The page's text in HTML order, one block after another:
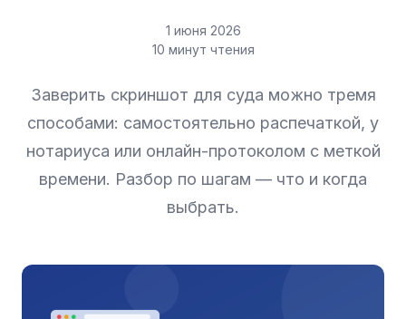
1 июня 2026
10 минут чтения
Заверить скриншот для суда можно тремя
способами: самостоятельно распечаткой, у
нотариуса или онлайн-протоколом с меткой
времени. Разбор по шагам — что и когда
выбрать.